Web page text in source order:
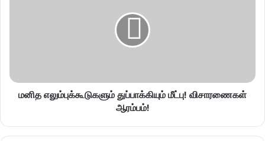
மனித எலும்புக்கூடுகளும் துப்பாக்கியும் மீட்பு! விசாரணைகள்
ஆரம்பம்!